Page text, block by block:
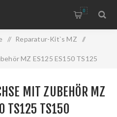
0
/ Reparatur-Kit`s MZ /
MZ ES125 ES150 TS125
MIT ZUBEHÖR MZ
TS125 TS150